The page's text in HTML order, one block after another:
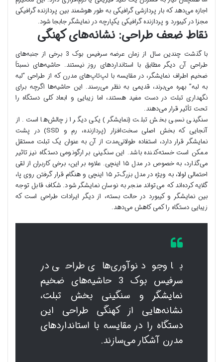
اجازه می‌دهد که بار پردازشی گرافیکی به طور هوشمند بین پردازنده گرافیکی
مجزا در کیبورد و پردازنده گرافیکی یکپارچه در نمایشگر جابجا شود.
نقاط ضعف طراحی: نشانه‌های کهنگی
با گذشت چندین سال از زمان عرضه سرفیس بوک 3 برخی از جنبه‌های
طراحی آن دیگر مطابق با استانداردهای روز نیستند. حاشیه‌های نسبتاً
ضخیم اطراف نمایشگر، در مقایسه با لپ‌تاپ‌های مدرن که از طراحی “لبه
به لبه” بهره می‌برند، قدیمی به نظر می‌رسند. این حاشیه‌ها اگرچه برای
نگهداری تبلت در دست مفید هستند، اما زیبایی و ابعاد کلی دستگاه را
تحت تأثیر قرار می‌دهند.
سنگینی نسبی بخش تبلت (نمایشگر) یکی دیگر از چالش‌ها است. از
آنجایی که بخش اصلی سخت‌افزار (پردازنده، رم و SSD) در پشت
نمایشگر قرار دارد، استفاده طولانی‌مدت از آن به عنوان یک تبلت مستقل
ممکن است خسته‌کننده باشد. این سنگینی بر ارگونومی دستگاه نیز تاثیر
می‌گذارد، به خصوص در مدل ۱۵ اینچی. علاوه بر این، برخی کاربران از لقی
احتمالی لولا، به ویژه در مدل بزرگ‌تر ۱۵ اینچی و هنگام قرار گرفتن روی پا،
گلایه کرده‌اند که می‌تواند منجر به نوسان نمایشگر شود. شکاف قابل توجه
بین نمایشگر و کیبورد در حالت بسته، از دیگر ایرادات طراحی است که
زیبایی دستگاه را کمی کاهش می‌دهد.
با وجود نوآوری‌های طراحی در
سرفیس بوک 3 حاشیه‌های ضخیم
نمایشگر و سنگینی بخش تبلت،
نشانه‌هایی از کهنگی طراحی این
دستگاه را در مقایسه با استانداردهای
مدرن آشکار می‌سازند.